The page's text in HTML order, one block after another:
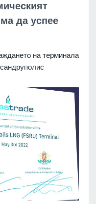
да успее
на терминала